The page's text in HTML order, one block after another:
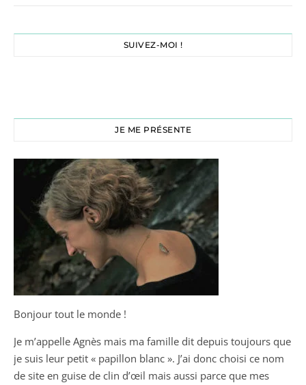
SUIVEZ-MOI !
JE ME PRÉSENTE
Bonjour tout le monde !
Je m’appelle Agnès mais ma famille dit depuis toujours que
je suis leur petit « papillon blanc ». J’ai donc choisi ce nom
de site en guise de clin d’œil mais aussi parce que mes